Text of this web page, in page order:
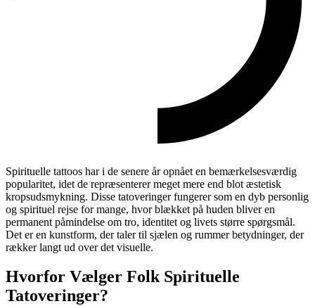
Spirituelle tattoos har i de senere år opnået en bemærkelsesværdig
popularitet, idet de repræsenterer meget mere end blot æstetisk
kropsudsmykning. Disse tatoveringer fungerer som en dyb personlig
og spirituel rejse for mange, hvor blækket på huden bliver en
permanent påmindelse om tro, identitet og livets større spørgsmål.
Det er en kunstform, der taler til sjælen og rummer betydninger, der
rækker langt ud over det visuelle.
Hvorfor Vælger Folk Spirituelle
Tatoveringer?